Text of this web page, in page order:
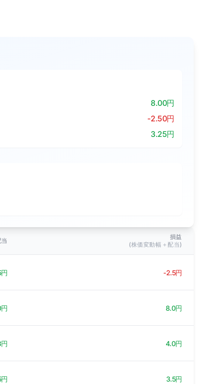
8.00円
-2.50円
3.25円
当
損益
(株価変動幅＋配当)
-2.5円
8.0円
4.0円
3.5円